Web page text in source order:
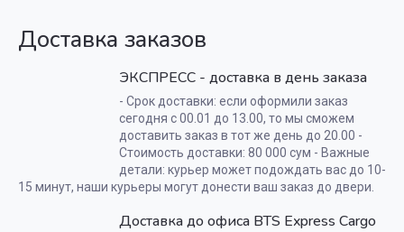
Доставка заказов
ЭКСПРЕСС - доставка в день заказа
- Срок доставки: если оформили заказ
сегодня с 00.01 до 13.00, то мы сможем
доставить заказ в тот же день до 20.00 -
Стоимость доставки: 80 000 сум - Важные
детали: курьер может подождать вас до 10-
15 минут, наши курьеры могут донести ваш заказ до двери.
Доставка до офиса BTS Express Cargo